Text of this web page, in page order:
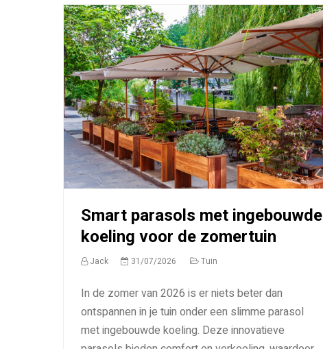
Smart parasols met ingebouwde
koeling voor de zomertuin
Jack 31/07/2026 Tuin
In de zomer van 2026 is er niets beter dan
ontspannen in je tuin onder een slimme parasol
met ingebouwde koeling. Deze innovatieve